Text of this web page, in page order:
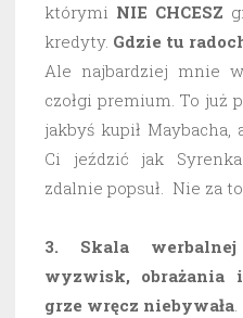
którymi NIE CHCESZ
kredyty. Gdzie tu
Ale najbardziej mnie
czołgi premium. To już
jakbyś kupił Maybacha,
Ci jeździć jak
zdalnie popsuł. Nie za to
3. Skala
wyzwisk,
grze wręcz niebywała.